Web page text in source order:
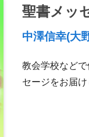
聖書メッ
中澤信幸(大
教会学校など
セージをお届け